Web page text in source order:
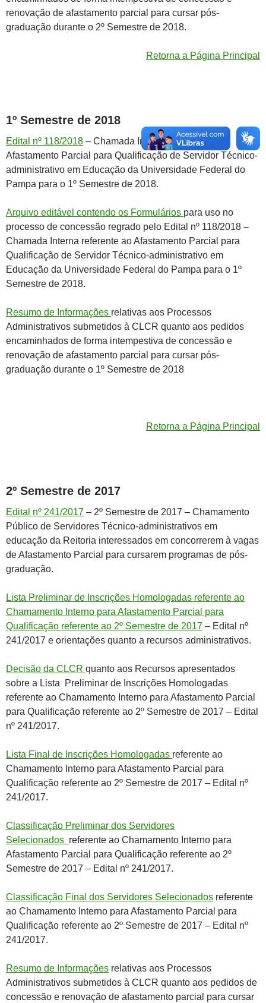
renovação de afastamento parcial para cursar pós-
graduação durante o 2º Semestre de 2018.
Retorna a Página Principal
1º Semestre de 2018
Edital nº 118/2018 – Chamada Interna referente ao
Afastamento Parcial para Qualificação de Servidor Técnico-
administrativo em Educação da Universidade Federal do
Pampa para o 1º Semestre de 2018.
Arquivo editável contendo os Formulários para uso no
processo de concessão regrado pelo Edital nº 118/2018 –
Chamada Interna referente ao Afastamento Parcial para
Qualificação de Servidor Técnico-administrativo em
Educação da Universidade Federal do Pampa para o 1º
Semestre de 2018.
Resumo de Informações relativas aos Processos
Administrativos submetidos à CLCR quanto aos pedidos
encaminhados de forma intempestiva de concessão e
renovação de afastamento parcial para cursar pós-
graduação durante o 1º Semestre de 2018
Retorna a Página Principal
2º Semestre de 2017
Edital nº 241/2017 – 2º Semestre de 2017 – Chamamento
Público de Servidores Técnico-administrativos em
educação da Reitoria interessados em concorrerem à vagas
de Afastamento Parcial para cursarem programas de pós-
graduação.
Lista Preliminar de Inscrições Homologadas referente ao
Chamamento Interno para Afastamento Parcial para
Qualificação referente ao 2º Semestre de 2017 – Edital nº
241/2017 e orientações quanto a recursos administrativos.
Decisão da CLCR quanto aos Recursos apresentados
sobre a Lista Preliminar de Inscrições Homologadas
referente ao Chamamento Interno para Afastamento Parcial
para Qualificação referente ao 2º Semestre de 2017 – Edital
nº 241/2017.
Lista Final de Inscrições Homologadas referente ao
Chamamento Interno para Afastamento Parcial para
Qualificação referente ao 2º Semestre de 2017 – Edital nº
241/2017.
Classificação Preliminar dos Servidores
Selecionados referente ao Chamamento Interno para
Afastamento Parcial para Qualificação referente ao 2º
Semestre de 2017 – Edital nº 241/2017.
Classificação Final dos Servidores Selecionados referente
ao Chamamento Interno para Afastamento Parcial para
Qualificação referente ao 2º Semestre de 2017 – Edital nº
241/2017.
Resumo de Informações relativas aos Processos
Administrativos submetidos à CLCR quanto aos pedidos de
concessão e renovação de afastamento parcial para cursar